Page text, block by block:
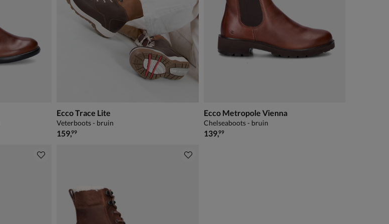
Ecco Trace Lite
Veterboots - bruin
€ 159,99
159,99
Ecco Metropole Vienna
Chelseaboots - bruin
€ 139,99
139,99